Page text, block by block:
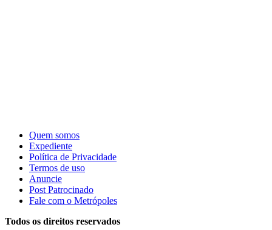
Quem somos
Expediente
Política de Privacidade
Termos de uso
Anuncie
Post Patrocinado
Fale com o Metrópoles
Todos os direitos reservados